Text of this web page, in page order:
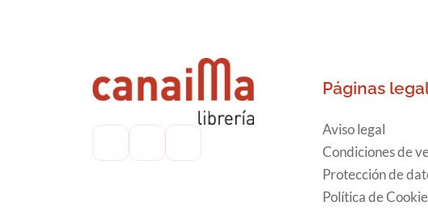
Páginas
Aviso legal
Condiciones de
Protección de
Política de